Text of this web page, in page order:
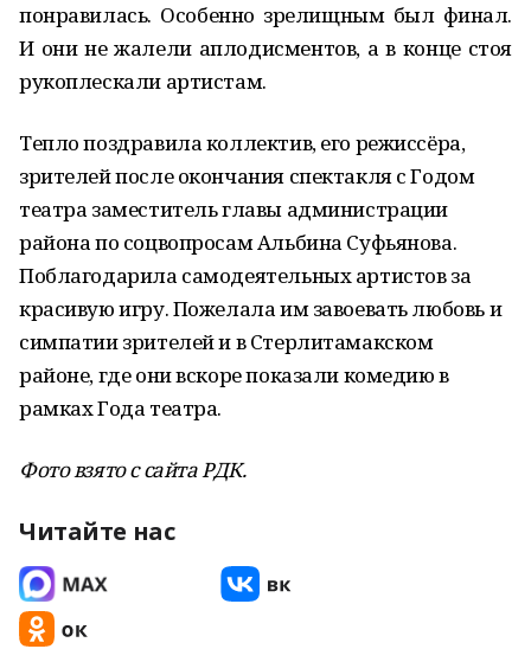
понравилась. Особенно зрелищным был финал.
И они не жалели аплодисментов, а в конце стоя
рукоплескали артистам.
Тепло поздравила коллектив, его режиссёра,
зрителей после окончания спектакля с Годом
театра заместитель главы администрации
района по соцвопросам Альбина Суфьянова.
Поблагодарила самодеятельных артистов за
красивую игру. Пожелала им завоевать любовь и
симпатии зрителей и в Стерлитамакском
районе, где они вскоре показали комедию в
рамках Года театра.
Фото взято с сайта РДК.
Читайте нас